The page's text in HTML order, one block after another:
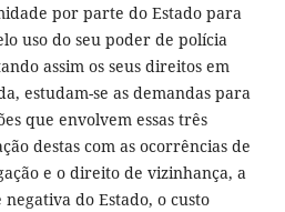
por parte do Estado para
uso do seu poder de polícia
assim os seus direitos em
estudam-se as demandas para
que envolvem essas três
destas com as ocorrências de
e o direito de vizinhança, a
do Estado, o custo